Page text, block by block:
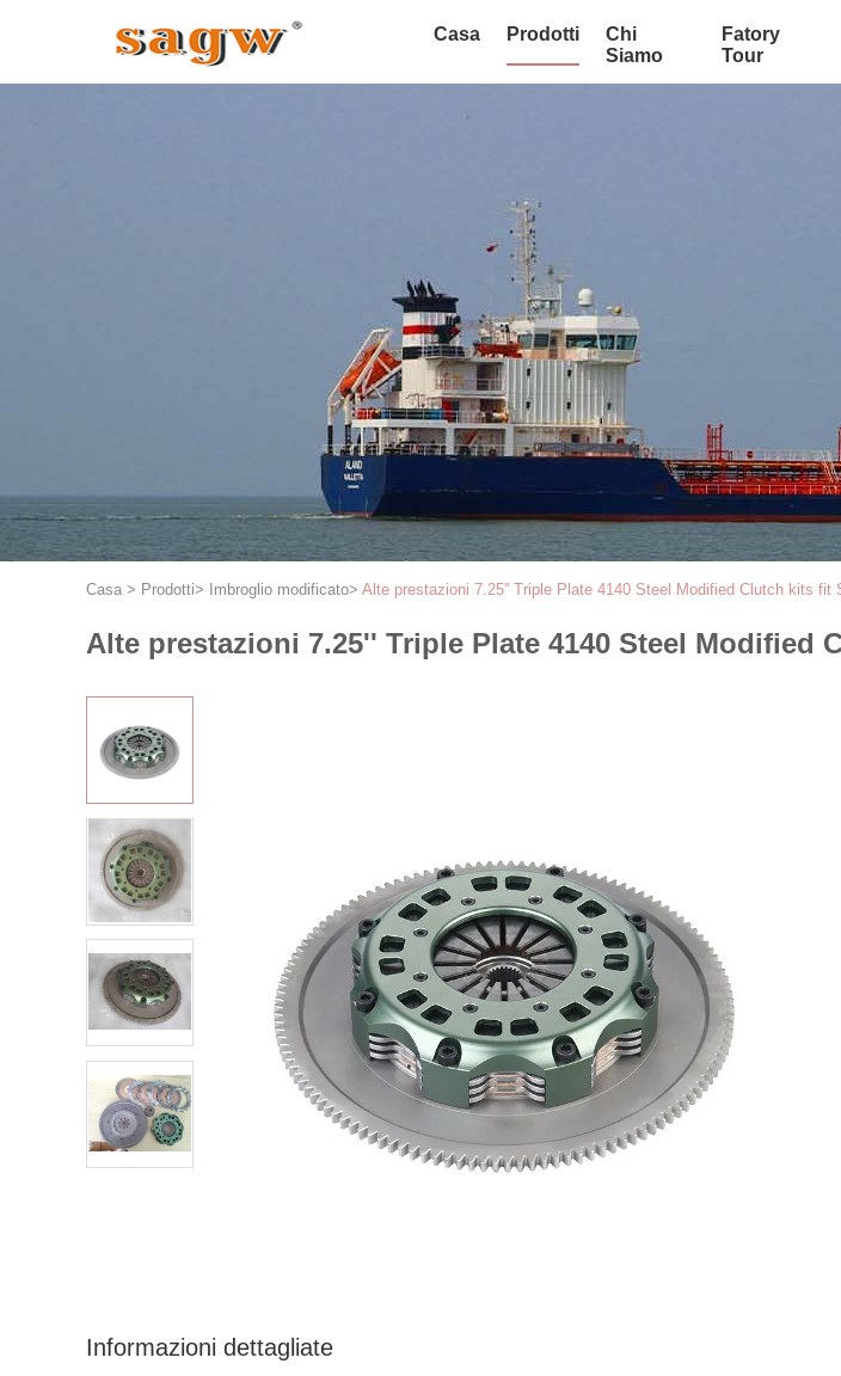
Casa Prodotti
Chi
Siamo
Fatory
Tour
Casa > Prodotti> Imbroglio modificato> Alte prestazioni 7.25'' Triple Plate 4140 Steel Modified Clutch kits fit
Alte prestazioni 7.25'' Triple Plate 4140 Steel Modified
Informazioni dettagliate